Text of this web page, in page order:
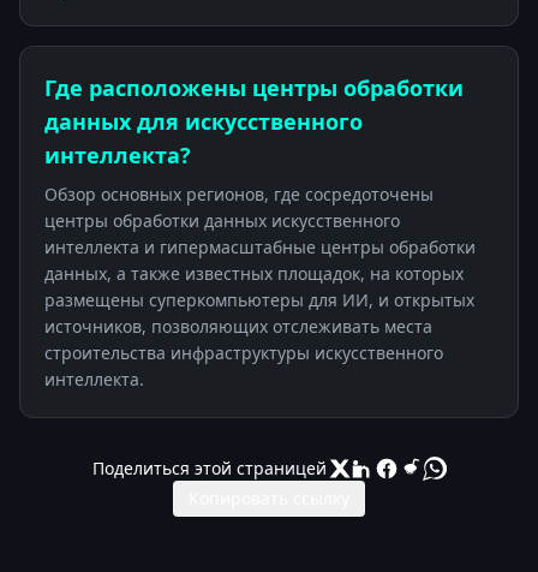
Где расположены центры обработки
данных для искусственного
интеллекта?
Обзор основных регионов, где сосредоточены
центры обработки данных искусственного
интеллекта и гипермасштабные центры обработки
данных, а также известных площадок, на которых
размещены суперкомпьютеры для ИИ, и открытых
источников, позволяющих отслеживать места
строительства инфраструктуры искусственного
интеллекта.
Поделиться этой страницей